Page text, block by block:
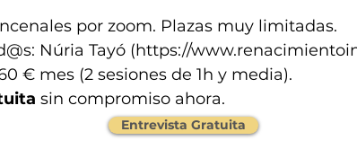
por zoom. Plazas muy limitadas.
Núria Tayó (https://
€ mes (2 sesiones de 1h y media).
sin compromiso ahora.
Entrevista Gratuita